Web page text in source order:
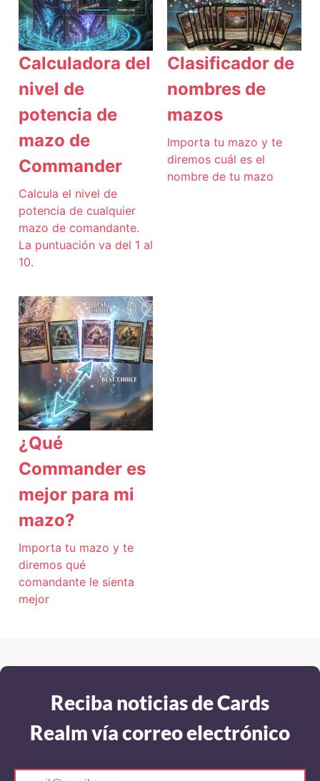
Calculadora del
nivel de
potencia de
mazo de
Commander
Calcula el nivel de
potencia de cualquier
mazo de comandante.
La puntuación va del 1 al
10.
Clasificador de
nombres de
mazos
Importa tu mazo y te
diremos cuál es el
nombre de tu mazo
¿Qué
Commander es
mejor para mi
mazo?
Importa tu mazo y te
diremos qué
comandante le sienta
mejor
Reciba noticias de Cards
Realm vía correo electrónico